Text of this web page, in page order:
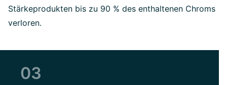
Stärkeprodukten bis zu 90 % des enthaltenen Chroms
verloren.
03